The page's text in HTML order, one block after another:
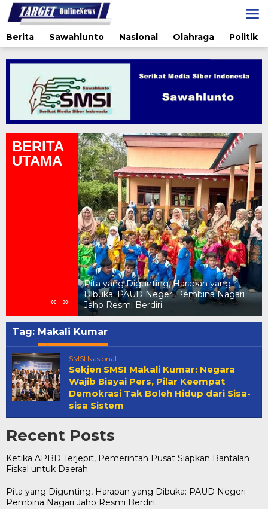
Lewati
ke
konten
Berita
Sawahlunto Nasional Olahraga Politik
BERITA
UTAMA
« »
Daerah
Pita yang Digunting, Harapan yang
Dibuka: PAUD Negeri Pembina Nagari
Jaho Resmi Berdiri
Tag: Makali Kumar
SMSI Nasional
Sekjen SMSI Makali Kumar: Negara
Wajib Biayai Pers, Pilar Keempat
Demokrasi Tak Boleh Hidup dari Sisa-
sisa Sistem
Recent Posts
Ketika APBD Terjepit, Pemerintah Pusat Siapkan Bantalan
Fiskal untuk Daerah
Pita yang Digunting, Harapan yang Dibuka: PAUD Negeri
Pembina Nagari Jaho Resmi Berdiri